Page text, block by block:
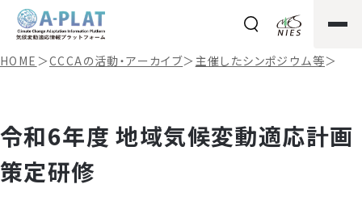
HOME ＞CCCAの活動・アーカイブ＞主催したシンポジウム等＞
令和6年度 地域気候変動適応計画
策定研修